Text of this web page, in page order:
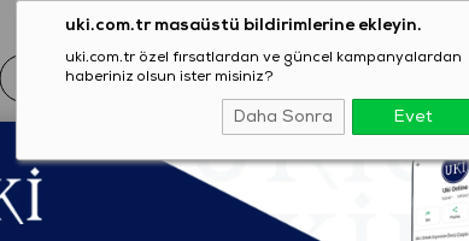
uki.com.tr masaüstü bildirimlerine ekleyin.
uki.com.tr özel fırsatlardan ve güncel kampanyalardan
haberiniz olsun ister misiniz?
Daha Sonra Evet
AYAKKABI